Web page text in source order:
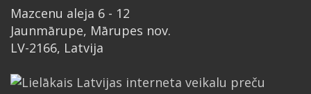
Mazcenu aleja 6 - 12
Jaunmārupe, Mārupes nov.
LV-2166, Latvija